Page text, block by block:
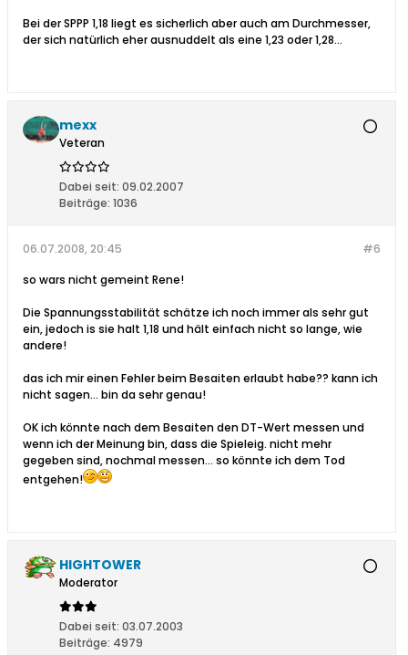
Bei der SPPP 1,18 liegt es sicherlich aber auch am Durchmesser,
der sich natürlich eher ausnuddelt als eine 1,23 oder 1,28...
mexx
Veteran
Dabei seit: 09.02.2007
Beiträge: 1036
#6
06.07.2008, 20:45
so wars nicht gemeint Rene!
Die Spannungsstabilität schätze ich noch immer als sehr gut
ein, jedoch is sie halt 1,18 und hält einfach nicht so lange, wie
andere!
das ich mir einen Fehler beim Besaiten erlaubt habe?? kann ich
nicht sagen... bin da sehr genau!
OK ich könnte nach dem Besaiten den DT-Wert messen und
wenn ich der Meinung bin, dass die Spieleig. nicht mehr
gegeben sind, nochmal messen... so könnte ich dem Tod
entgehen!
HIGHTOWER
Moderator
Dabei seit: 03.07.2003
Beiträge: 4979